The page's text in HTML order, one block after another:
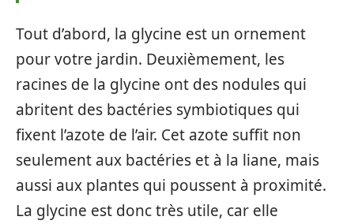
Tout d’abord, la glycine est un ornement
pour votre jardin. Deuxièmement, les
racines de la glycine ont des nodules qui
abritent des bactéries symbiotiques qui
fixent l’azote de l’air. Cet azote suffit non
seulement aux bactéries et à la liane, mais
aussi aux plantes qui poussent à proximité.
La glycine est donc très utile, car elle